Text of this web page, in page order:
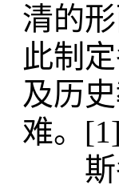
清的
此制
及历
难。[1]
斯各